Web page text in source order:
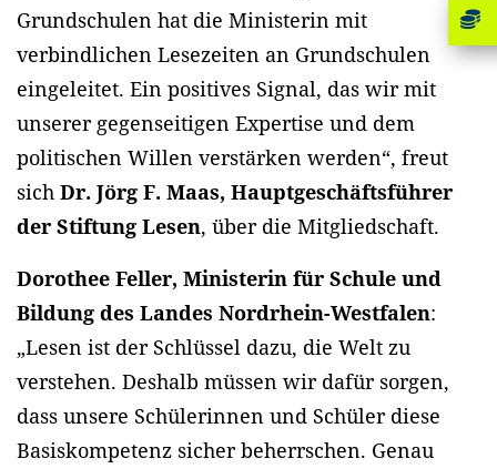
Grundschulen hat die Ministerin mit
verbindlichen Lesezeiten an Grundschulen
eingeleitet. Ein positives Signal, das wir mit
unserer gegenseitigen Expertise und dem
politischen Willen verstärken werden“, freut
sich Dr. Jörg F. Maas, Hauptgeschäftsführer
der Stiftung Lesen, über die Mitgliedschaft.
Dorothee Feller, Ministerin für Schule und
Bildung des Landes Nordrhein-Westfalen:
„Lesen ist der Schlüssel dazu, die Welt zu
verstehen. Deshalb müssen wir dafür sorgen,
dass unsere Schülerinnen und Schüler diese
Basiskompetenz sicher beherrschen. Genau